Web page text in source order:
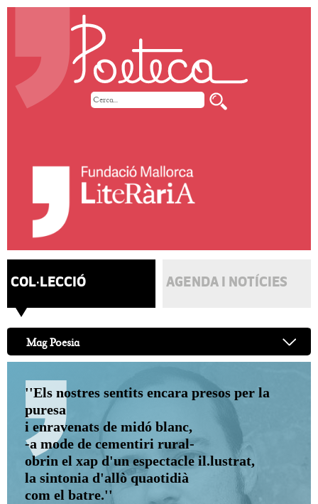
COL·LECCIÓ AGENDA I NOTÍCIES
Mag Poesia
''Els nostres sentits encara presos per la
puresa
i enravenats de midó blanc,
-a mode de cementiri rural-
obrin el xap d'un espectacle il.lustrat,
la sintonia d'allò quaotidià
com el batre.''